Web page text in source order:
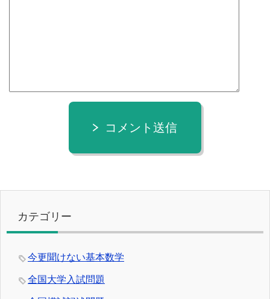
コメント送信
カテゴリー
今更聞けない基本数学
全国大学入試問題